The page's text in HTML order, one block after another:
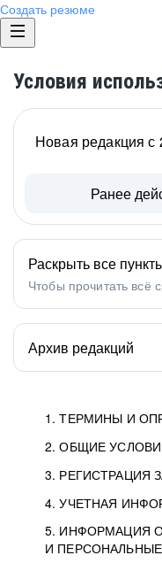
Создать резюме
Условия
1. ТЕРМИНЫ И
2. ОБЩИЕ
3. РЕГИСТРАЦИЯ
4. УЧЕТНАЯ
5. ИНФОРМАЦИЯ
И
Новая редакция с
Ранее
Раскрыть все
Чтобы прочитать всё
Архив редакций